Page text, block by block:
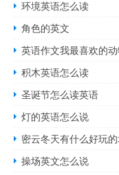
环境英语怎么读
角色的英文
英语作文我最喜欢的
积木英语怎么读
圣诞节怎么读英语
灯的英语怎么说
密云冬天有什么好玩
操场英文怎么说